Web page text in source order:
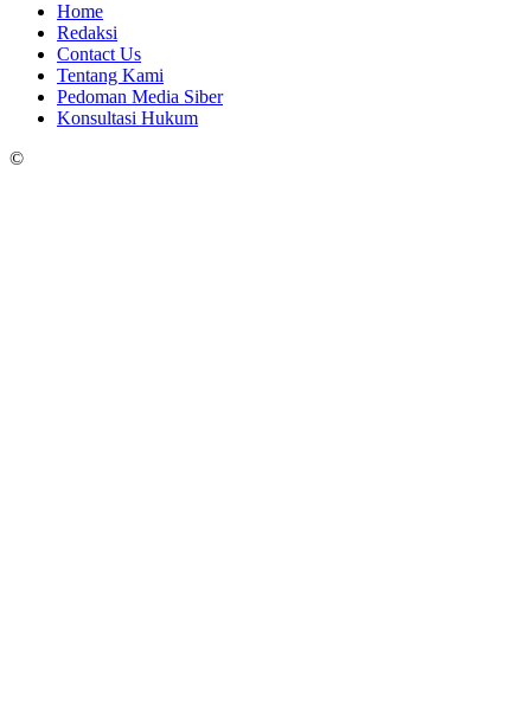
Home
Redaksi
Contact Us
Tentang Kami
Pedoman Media Siber
Konsultasi Hukum
©